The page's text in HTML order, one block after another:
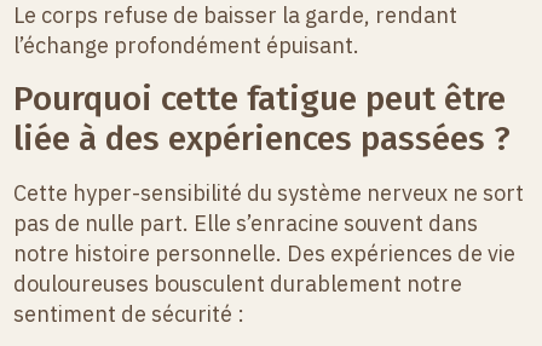
Le corps refuse de baisser la garde, rendant
l’échange profondément épuisant.
Pourquoi cette fatigue peut être
liée à des expériences passées ?
Cette hyper-sensibilité du système nerveux ne sort
pas de nulle part. Elle s’enracine souvent dans
notre histoire personnelle. Des expériences de vie
douloureuses bousculent durablement notre
sentiment de sécurité :